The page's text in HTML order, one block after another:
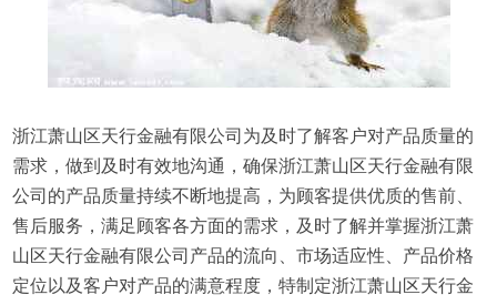
浙江萧山区天行金融有限公司为及时了解客户对产品质量的
需求，做到及时有效地沟通，确保浙江萧山区天行金融有限
公司的产品质量持续不断地提高，为顾客提供优质的售前、
售后服务，满足顾客各方面的需求，及时了解并掌握浙江萧
山区天行金融有限公司产品的流向、市场适应性、产品价格
定位以及客户对产品的满意程度，特制定浙江萧山区天行金